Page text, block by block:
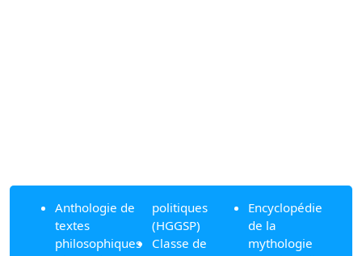
Anthologie de
textes
philosophiques
politiques
(HGGSP)
Classe de
Encyclopédie
de la
mythologie